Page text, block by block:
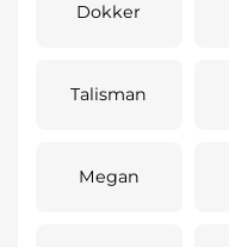
Dokker
Talisman
Megan